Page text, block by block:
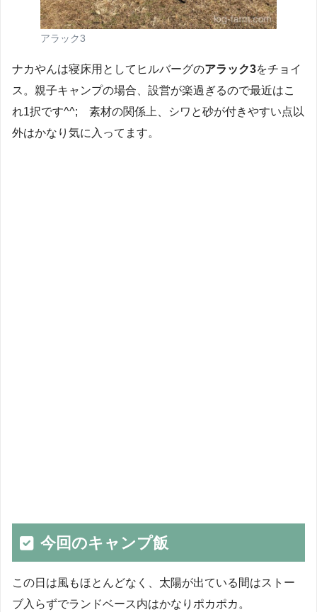
アラック3
ナカやんは寝床用としてヒルバーグのアラック3をチョイ
ス。親子キャンプの場合、設営が楽過ぎるので最近はこ
れ1択です^^; 素材の関係上、シワと砂が付きやすい点以
外はかなり気に入ってます。
今回のキャンプ飯
この日は風もほとんどなく、太陽が出ている間はストー
ブ入らずでランドベース内はかなりポカポカ。